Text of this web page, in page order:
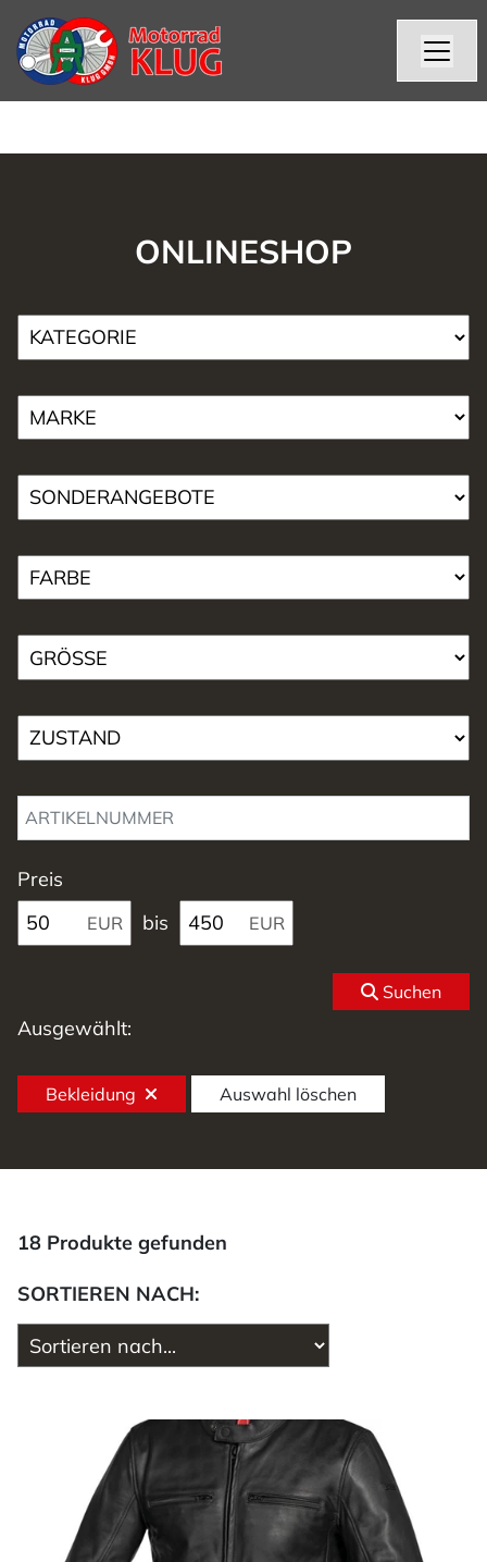
ONLINESHOP
Preis
EUR bis EUR
Suchen
Ausgewählt:
Bekleidung Auswahl löschen
18 Produkte gefunden
SORTIEREN NACH: